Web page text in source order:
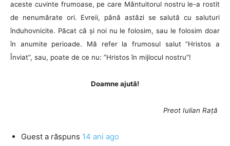
aceste cuvinte frumoase, pe care Mântuitorul nostru le-a rostit
de nenumărate ori. Evreii, până astăzi se salută cu saluturi
înduhovnicite. Păcat că și noi nu le folosim, sau le folosim doar
în anumite perioade. Mă refer la frumosul salut ”Hristos a
Înviat”, sau, poate de ce nu: ”Hristos în mijlocul nostru”!
Doamne ajută!
Preot Iulian Rață
Guest a răspuns 14 ani ago